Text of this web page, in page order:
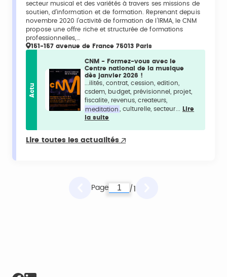
secteur musical et des variétés à travers ses missions de
soutien, d’information et de formation. Reprenant depuis
novembre 2020 l’activité de formation de l’IRMA, le CNM
propose une offre riche et structurée de formations
professionnelles,…
151-157 avenue de France 75013 Paris
Actu
CNM - Formez-vous avec le
Centre national de la musique
dès janvier 2026 !
...ilités, contrat, cession, edition,
csdem, budget, prévisionnel, projet,
fiscalite, revenus, createurs,
meditation
, culturelle, secteur...
Lire
la suite
Lire toutes les actualités
Page / 1